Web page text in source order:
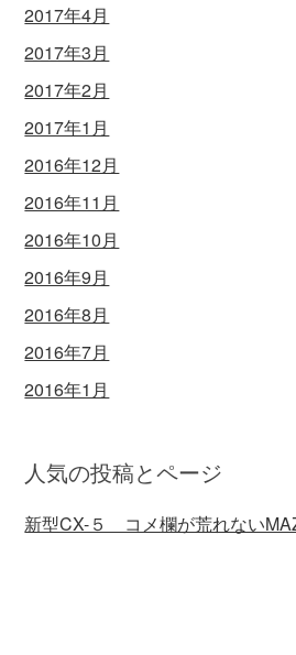
2017年4月
2017年3月
2017年2月
2017年1月
2016年12月
2016年11月
2016年10月
2016年9月
2016年8月
2016年7月
2016年1月
人気の投稿とページ
新型CX-５ コメ欄が荒れない